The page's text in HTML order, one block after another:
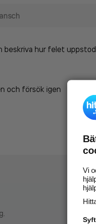
beskriva hur felet
och försök igen
Vi